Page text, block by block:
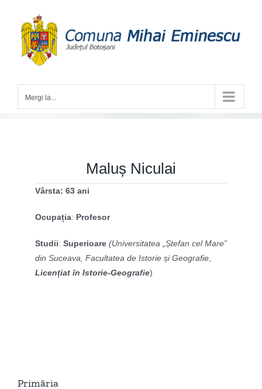
content
Mergi la...
Maluș Niculai
Vârsta: 63 ani
Ocupația: Profesor
Studii: Superioare (Universitatea „Ștefan cel Mare”
din Suceava, Facultatea de Istorie și Geografie
Licențiat în Istorie-Geografie)
Primăria